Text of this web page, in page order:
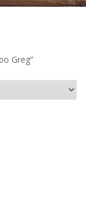
Greg”